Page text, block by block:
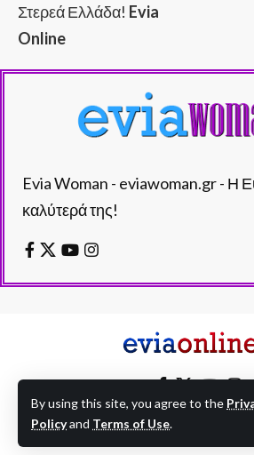
By using this site, you agree to the
Policyand Terms of Use.
Στερεά Ελλάδα! Evia
Online
Evia Woman - eviawoman.gr - Η
καλύτερά της!
EVIAONLINE © eviaonline.gr - All